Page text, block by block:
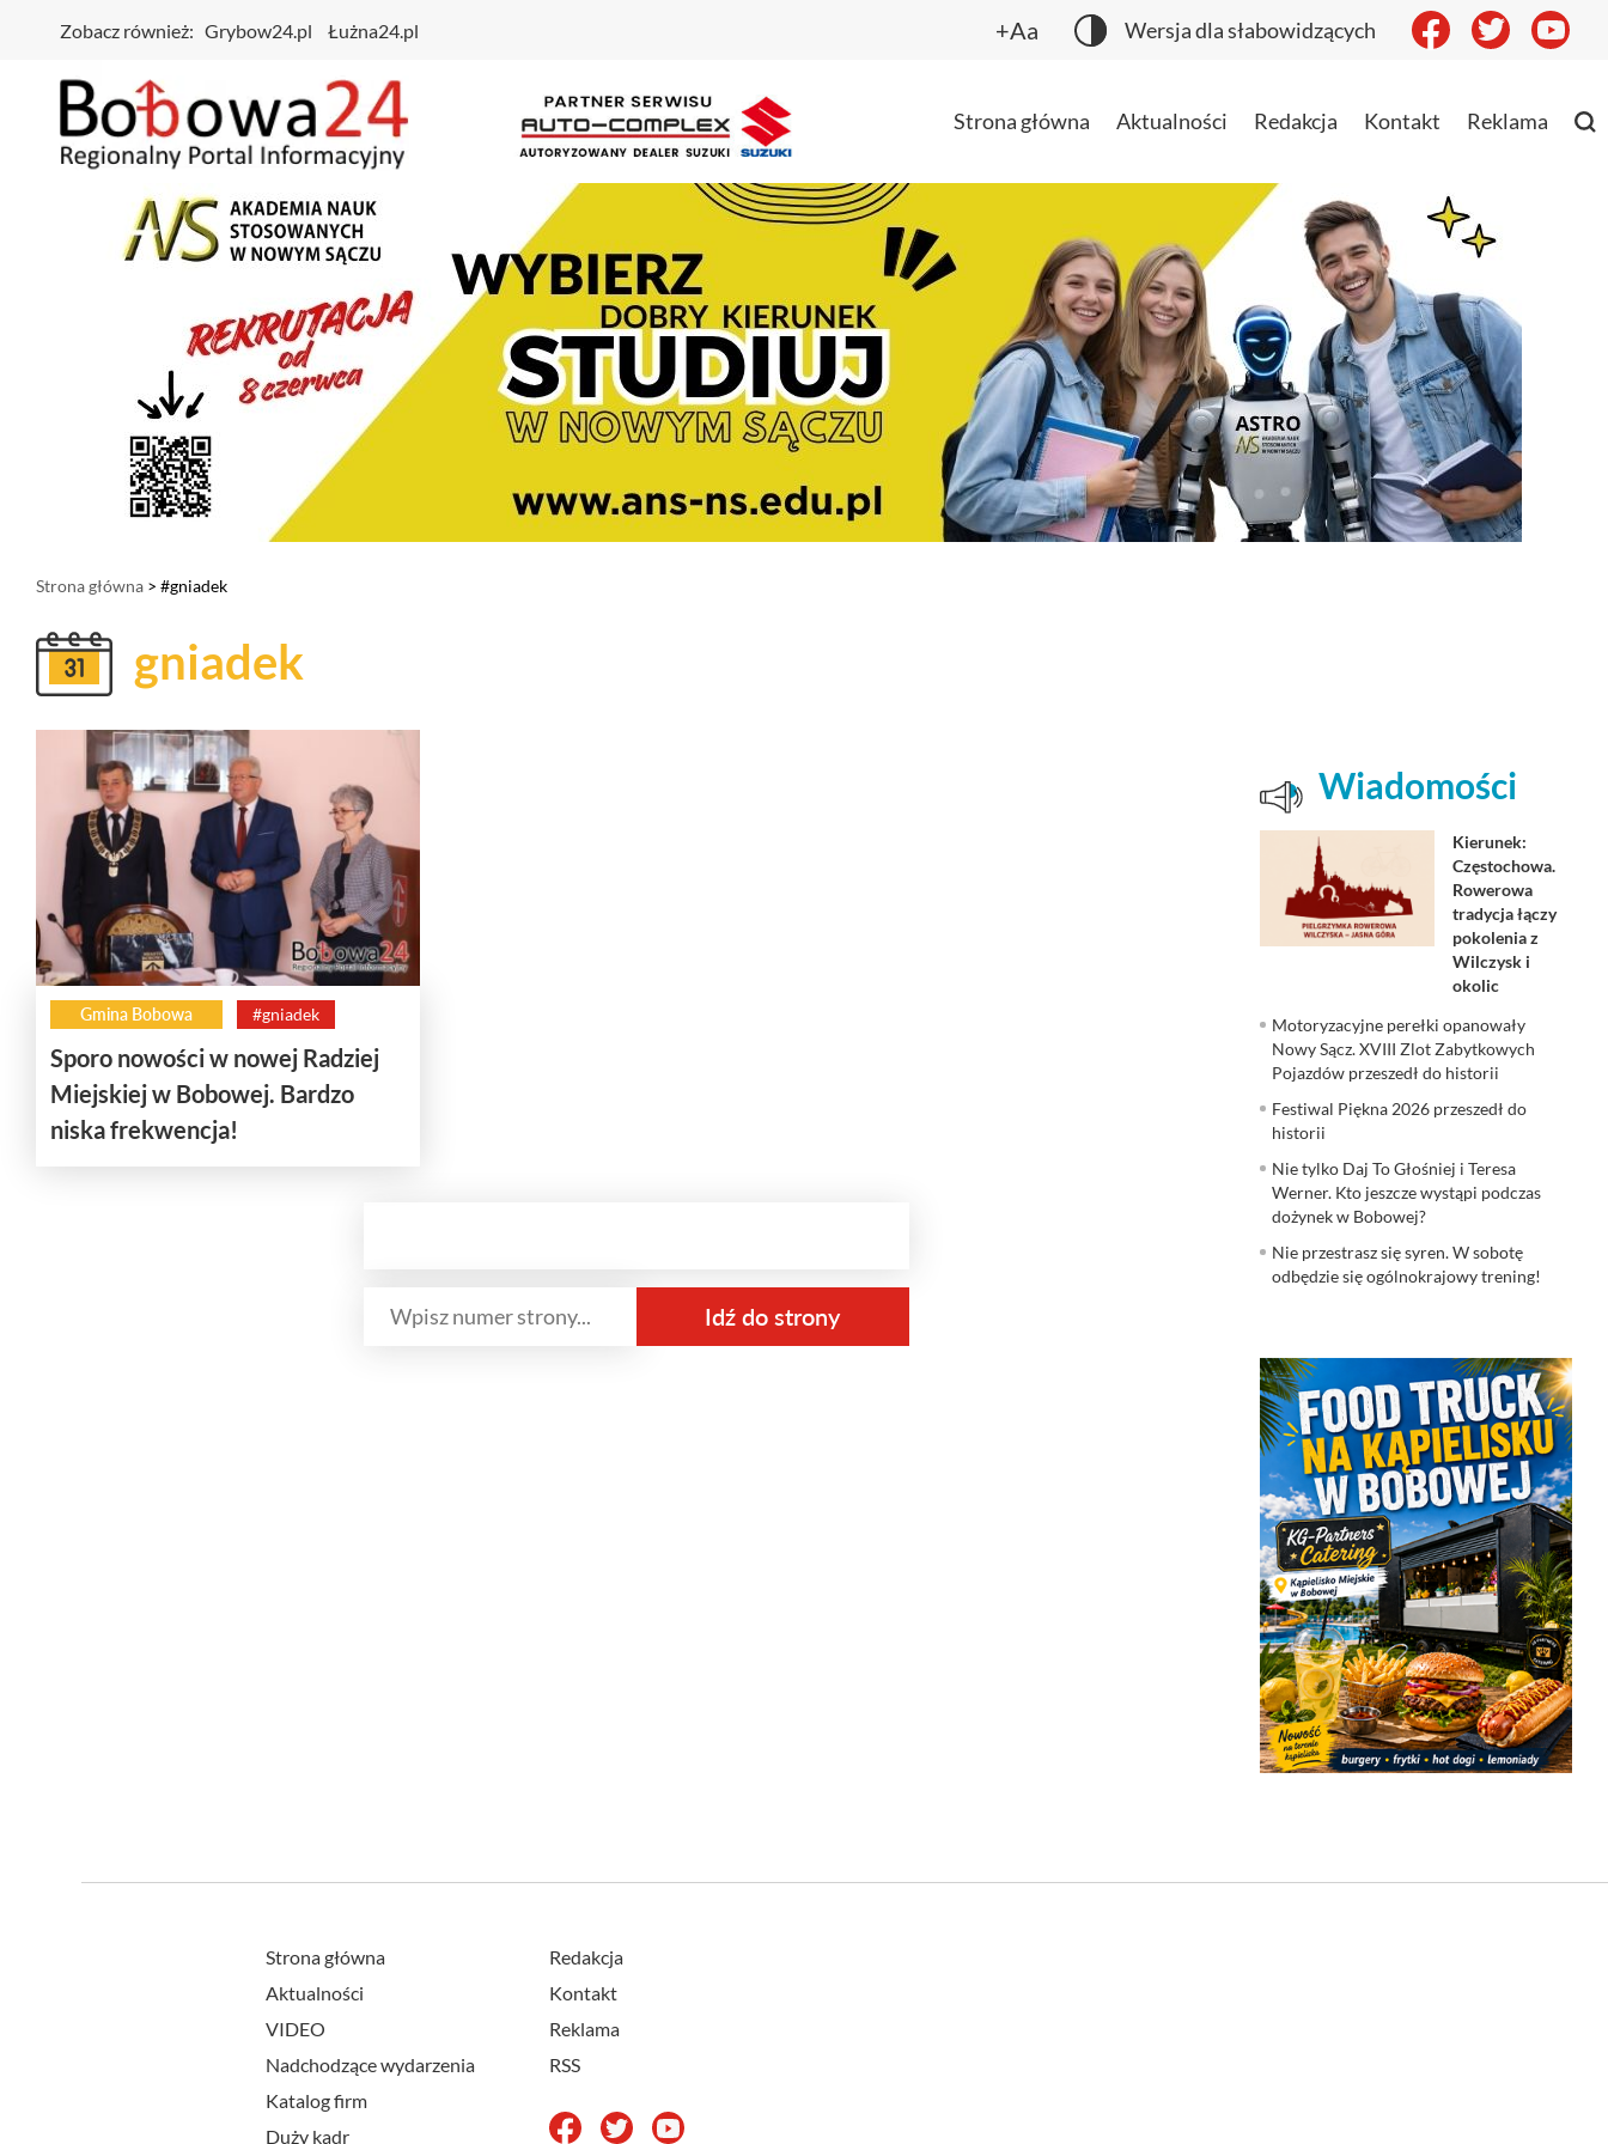
Zobacz również: Grybow24.pl Łużna24.pl +Aa Wersja dla słabowidzących
Strona główna Aktualności Redakcja Kontakt Reklama
Strona główna > #gniadek
gniadek
Gmina Bobowa #gniadek
Sporo nowości w nowej Radziej
Miejskiej w Bobowej. Bardzo
niska frekwencja!
Wiadomości
Kierunek:
Częstochowa.
Rowerowa
tradycja łączy
pokolenia z
Wilczysk i
okolic
Motoryzacyjne perełki opanowały
Nowy Sącz. XVIII Zlot Zabytkowych
Pojazdów przeszedł do historii
Festiwal Piękna 2026 przeszedł do
historii
Nie tylko Daj To Głośniej i Teresa
Werner. Kto jeszcze wystąpi podczas
dożynek w Bobowej?
Nie przestrasz się syren. W sobotę
odbędzie się ogólnokrajowy trening!
Strona główna
Aktualności
VIDEO
Nadchodzące wydarzenia
Katalog firm
Duży kadr
Redakcja
Kontakt
Reklama
RSS